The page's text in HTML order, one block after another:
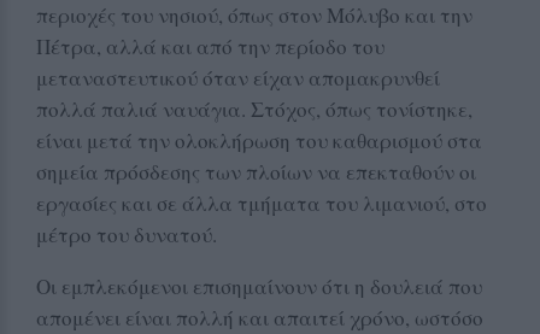
περιοχές του νησιού, όπως στον Μόλυβο και την
Πέτρα, αλλά και από την περίοδο του
μεταναστευτικού όταν είχαν απομακρυνθεί
πολλά παλιά ναυάγια. Στόχος, όπως τονίστηκε,
είναι μετά την ολοκλήρωση του καθαρισμού στα
σημεία πρόσδεσης των πλοίων να επεκταθούν οι
εργασίες και σε άλλα τμήματα του λιμανιού, στο
μέτρο του δυνατού.
Οι εμπλεκόμενοι επισημαίνουν ότι η δουλειά που
απομένει είναι πολλή και απαιτεί χρόνο, ωστόσο